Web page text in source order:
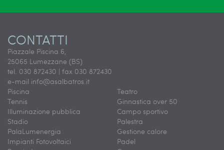
CONTATTI
Piazzale Piscina 6,
25065 Lumezzane (BS)
tel. 030 872430 | fax 030 872430
e-mail info@asalbatros.it
Piscina
Tennis
Illuminazione pubblica
Stadio
PalaLumenergia
Impianti Fotovoltaici
Teatro
Ginnastica over 50
Campo sportivo
Palestra
Gestione calore
Padel